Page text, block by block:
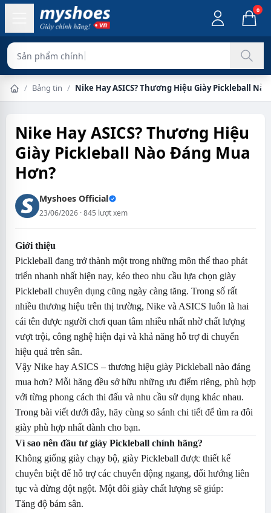
0
Sản phẩm chính hãng 100%
/ Bảng tin / Nike Hay ASICS? Thương Hiệu Giày Pickleball
Nike Hay ASICS? Thương Hiệu
Giày Pickleball Nào Đáng Mua
Hơn?
Myshoes Official
23/06/2026 · 845 lượt xem
Giới thiệu
Pickleball đang trở thành một trong những môn thể thao phát
triển nhanh nhất hiện nay, kéo theo nhu cầu lựa chọn giày
Pickleball chuyên dụng cũng ngày càng tăng. Trong số rất
nhiều thương hiệu trên thị trường, Nike và ASICS luôn là hai
cái tên được người chơi quan tâm nhiều nhất nhờ chất lượng
vượt trội, công nghệ hiện đại và khả năng hỗ trợ di chuyển
hiệu quả trên sân.
Vậy Nike hay ASICS – thương hiệu giày Pickleball nào đáng
mua hơn? Mỗi hãng đều sở hữu những ưu điểm riêng, phù hợp
với từng phong cách thi đấu và nhu cầu sử dụng khác nhau.
Trong bài viết dưới đây, hãy cùng so sánh chi tiết để tìm ra đôi
giày phù hợp nhất dành cho bạn.
Vì sao nên đầu tư giày Pickleball chính hãng?
Không giống giày chạy bộ, giày Pickleball được thiết kế
chuyên biệt để hỗ trợ các chuyển động ngang, đổi hướng liên
tục và dừng đột ngột. Một đôi giày chất lượng sẽ giúp:
Tăng độ bám sân.